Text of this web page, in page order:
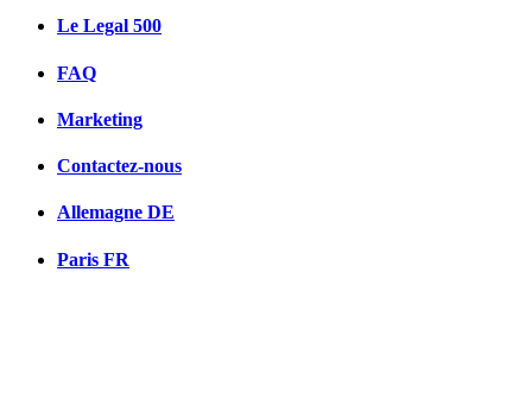
Le Legal 500
FAQ
Marketing
Contactez-nous
Allemagne DE
Paris FR